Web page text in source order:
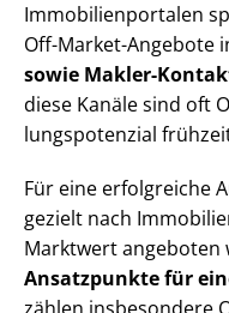
Im­mo­bi­li­en­por­ta­len
Off-Market-Angebote
sowie Makler-
diese Kanäle sind oft
lungs­po­ten­zi­al
Für eine erfolgreiche
gezielt nach
Marktwert angeboten
Ansatzpunkte für